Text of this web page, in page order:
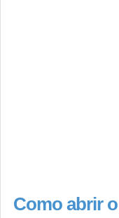
Como abrir